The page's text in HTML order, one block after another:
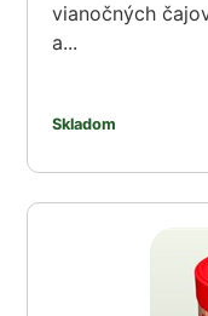
vianočných
a...
Skladom